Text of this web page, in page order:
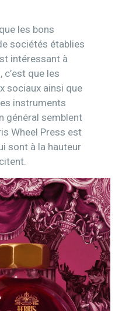
les bons
sociétés établies
intéressant à
c’est que les
sociaux ainsi que
instruments
général semblent
Wheel Press est
sont à la hauteur